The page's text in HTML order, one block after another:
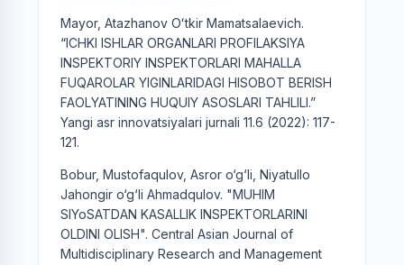
Mayor, Atazhanov Oʻtkir Mamatsalaevich.
“ICHKI ISHLAR ORGANLARI PROFILAKSIYA
INSPEKTORIY INSPEKTORLARI MAHALLA
FUQAROLAR YIGINLARIDAGI HISOBOT BERISH
FAOLYATINING HUQUIY ASOSLARI TAHLILI.”
Yangi asr innovatsiyalari jurnali 11.6 (2022): 117-
121.
Bobur, Mustofaqulov, Asror o‘g‘li, Niyatullo
Jahongir o‘g‘li Ahmadqulov. "MUHIM
SIYoSATDAN KASALLIK INSPEKTORLARINI
OLDINI OLISH". Central Asian Journal of
Multidisciplinary Research and Management